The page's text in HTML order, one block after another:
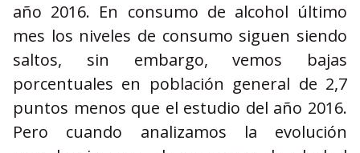
año 2016. En consumo de alcohol último
mes los niveles de consumo siguen siendo
saltos, sin embargo, vemos bajas
porcentuales en población general de 2,7
puntos menos que el estudio del año 2016.
Pero cuando analizamos la evolución